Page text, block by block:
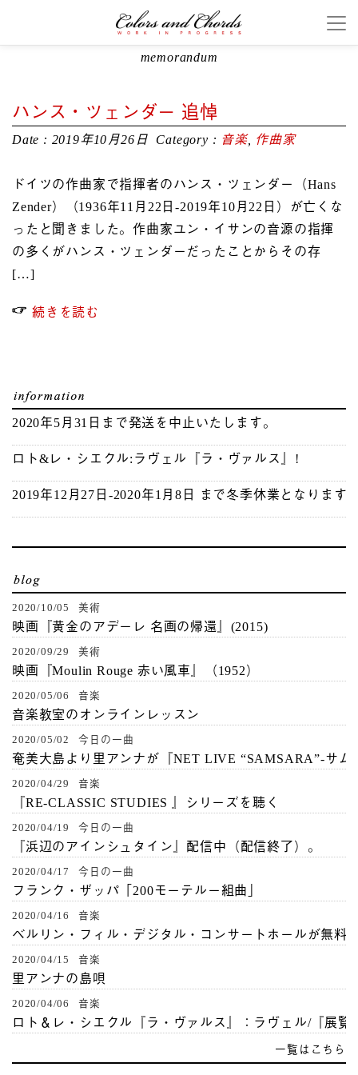
memorandum
ハンス・ツェンダー 追悼
Date : 2019年10月26日 Category : 音楽, 作曲家
ドイツの作曲家で指揮者のハンス・ツェンダー（Hans
Zender）（1936年11月22日-2019年10月22日）が亡くな
ったと聞きました。作曲家ユン・イサンの音源の指揮
の多くがハンス・ツェンダーだったことからその存
[…]
続きを読む
2020年5月31日まで発送を中止いたします。
ロト&レ・シエクル:ラヴェル『ラ・ヴァルス』!
2019年12月27日-2020年1月8日 まで冬季休業となります
2020/10/05 美術
映画『黄金のアデーレ 名画の帰還』(2015)
2020/09/29 美術
映画『Moulin Rouge 赤い風車』（1952）
2020/05/06 音楽
音楽教室のオンラインレッスン
2020/05/02 今日の一曲
奄美大島より里アンナが『NET LIVE “SAMSARA”-サ
2020/04/29 音楽
『RE-CLASSIC STUDIES 』シリーズを聴く
2020/04/19 今日の一曲
『浜辺のアインシュタイン』配信中（配信終了）。
2020/04/17 今日の一曲
フランク・ザッパ「200モーテルー組曲」
2020/04/16 音楽
ベルリン・フィル・デジタル・コンサートホールが無料
2020/04/15 音楽
里アンナの島唄
2020/04/06 音楽
ロト＆レ・シエクル『ラ・ヴァルス』：ラヴェル/『展
一覧はこちら